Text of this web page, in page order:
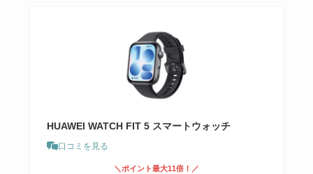
HUAWEI WATCH FIT 5 スマートウォッチ
口コミを見る
＼ポイント最大11倍！／